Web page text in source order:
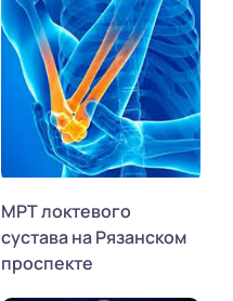
МРТ локтевого
сустава на Рязанском
проспекте